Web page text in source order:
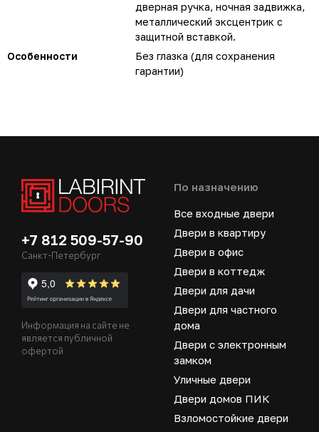
дверная ручка, ночная задвижка,
металлический эксцентрик с
защитной вставкой.
Особенности
Без глазка (для сохранения
гарантии)
+7 812 509-57-90
Санкт-Петербург
Информация на сайте не
является публичной
офертой
По назначению
Все входные двери
Двери в квартиру
Двери в офис
Двери в коттедж
Двери для дачи
Двери для частного
дома
Двери с электронным
замком
Уличные двери
Двери домов ПИК
Взломостойкие двери